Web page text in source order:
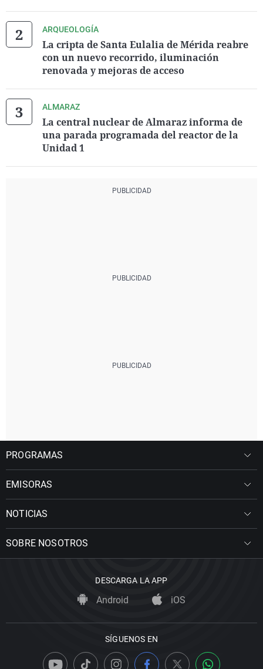
ARQUEOLOGÍA
La cripta de Santa Eulalia de Mérida reabre
con un nuevo recorrido, iluminación
renovada y mejoras de acceso
ALMARAZ
La central nuclear de Almaraz informa de
una parada programada del reactor de la
Unidad 1
PROGRAMAS
EMISORAS
NOTICIAS
SOBRE NOSOTROS
DESCARGA LA APP
Android iOS
SÍGUENOS EN